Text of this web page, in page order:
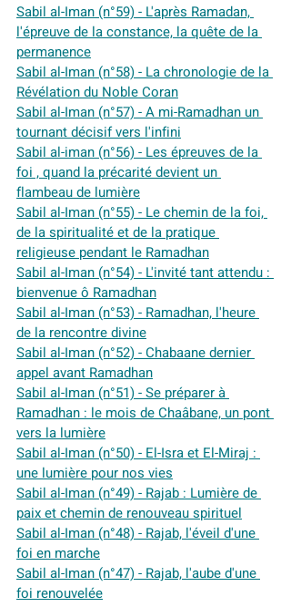
Sabil al-Iman (n°59) - L'après Ramadan,
l'épreuve de la constance, la quête de la
permanence
Sabil al-Iman (n°58) - La chronologie de la
Révélation du Noble Coran
Sabil al-Iman (n°57) - A mi-Ramadhan un
tournant décisif vers l'infini
Sabil al-iman (n°56) - Les épreuves de la
foi , quand la précarité devient un
flambeau de lumière
Sabil al-Iman (n°55) - Le chemin de la foi,
de la spiritualité et de la pratique
religieuse pendant le Ramadhan
Sabil al-Iman (n°54) - L'invité tant attendu :
bienvenue ô Ramadhan
Sabil al-Iman (n°53) - Ramadhan, l'heure
de la rencontre divine
Sabil al-Iman (n°52) - Chabaane dernier
appel avant Ramadhan
Sabil al-Iman (n°51) - Se préparer à
Ramadhan : le mois de Chaâbane, un pont
vers la lumière
Sabil al-Iman (n°50) - El-Isra et El-Miraj :
une lumière pour nos vies
Sabil al-Iman (n°49) - Rajab : Lumière de
paix et chemin de renouveau spirituel
Sabil al-Iman (n°48) - Rajab, l'éveil d'une
foi en marche
Sabil al-Iman (n°47) - Rajab, l'aube d'une
foi renouvelée